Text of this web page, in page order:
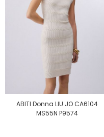
ABITI Donna LIU JO CA6104
MS55N P9574